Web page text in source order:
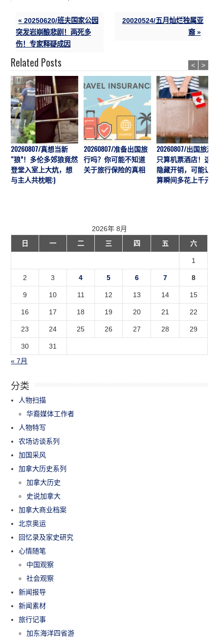
« 20250620/班夫国家公园
突发岩崩酿悲剧！两死多
伤！专家释疑成因
20020524/五月灿烂独属亚
裔 »
Related Posts
20260807/真想当新
“狼”！多伦多郊狼竟然
登堂入室上大炕，想
与主人共枕眠:)
20260807/准备出国旅
行吗？你可能不知道
关于旅行保险的真相
20260807/出国旅游
只算机票酒店！这7
隐藏开销，可能让预
算瞬间多花上千元
< >
2026年 8月
日
一 二 三 四 五 六
1
2 3 4 5 6 7 8
9 10 11 12 13 14 15
16 17 18 19 20 21 22
23 24 25 26 27 28 29
30
31
« 7月
分类
人物扫描
华裔媒体工作者
人物特写
农场访谈系列
加国采风
加拿大历史系列
加拿大历史
史说加拿大
加拿大商业档案
北京奥运
回忆录及家史研究
心情随笔
中国观察
社会观察
新闻报导
新闻素材
旅行记事
加东海洋四省游